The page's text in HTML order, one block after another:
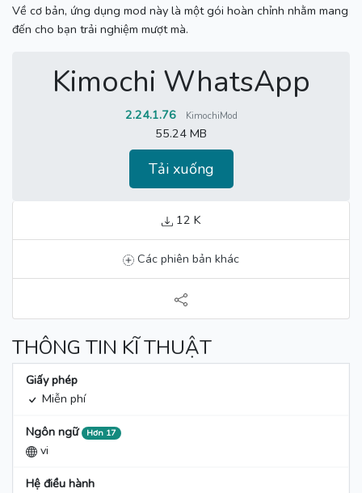
Về cơ bản, ứng dụng mod này là một gói hoàn chỉnh nhằm mang
đến cho bạn trải nghiệm mượt mà.
Kimochi WhatsApp
2.24.1.76 KimochiMod
55.24 MB
Tải xuống
12 K
Các phiên bản khác
THÔNG TIN KĨ THUẬT
Giấy phép
Miễn phí
Ngôn ngữ Hơn 17
vi
Hệ điều hành